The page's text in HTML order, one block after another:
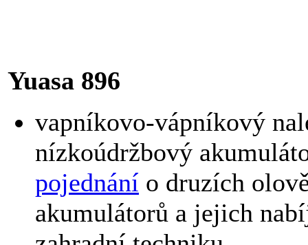
Yuasa 896
vapníkovo-vápníkový
nízkoúdržbový
pojednání o druzích
akumulátorů a jejich